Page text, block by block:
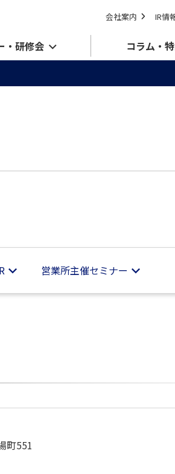
会社案内 IR情
・研修会 コラム・
営業所主催セミナー
町551